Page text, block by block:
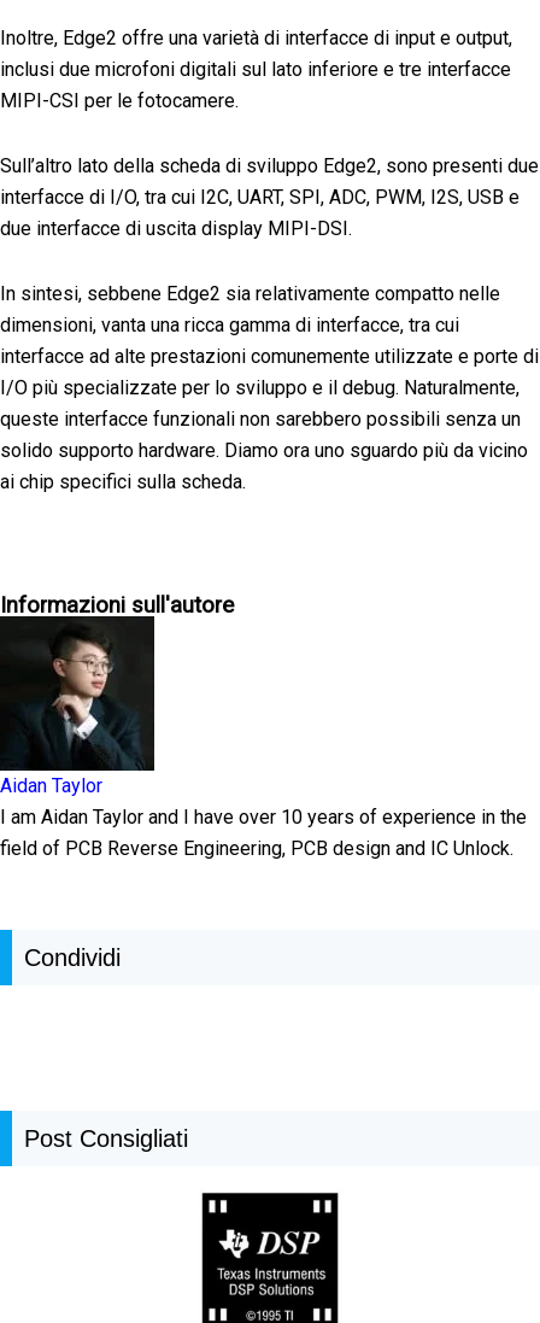
Inoltre, Edge2 offre una varietà di interfacce di input e output,
inclusi due microfoni digitali sul lato inferiore e tre interfacce
MIPI-CSI per le fotocamere.
Sull’altro lato della scheda di sviluppo Edge2, sono presenti due
interfacce di I/O, tra cui I2C, UART, SPI, ADC, PWM, I2S, USB e
due interfacce di uscita display MIPI-DSI.
In sintesi, sebbene Edge2 sia relativamente compatto nelle
dimensioni, vanta una ricca gamma di interfacce, tra cui
interfacce ad alte prestazioni comunemente utilizzate e porte di
I/O più specializzate per lo sviluppo e il debug. Naturalmente,
queste interfacce funzionali non sarebbero possibili senza un
solido supporto hardware. Diamo ora uno sguardo più da vicino
ai chip specifici sulla scheda.
Informazioni sull'autore
Aidan Taylor
I am Aidan Taylor and I have over 10 years of experience in the
field of PCB Reverse Engineering, PCB design and IC Unlock.
Condividi
Post Consigliati